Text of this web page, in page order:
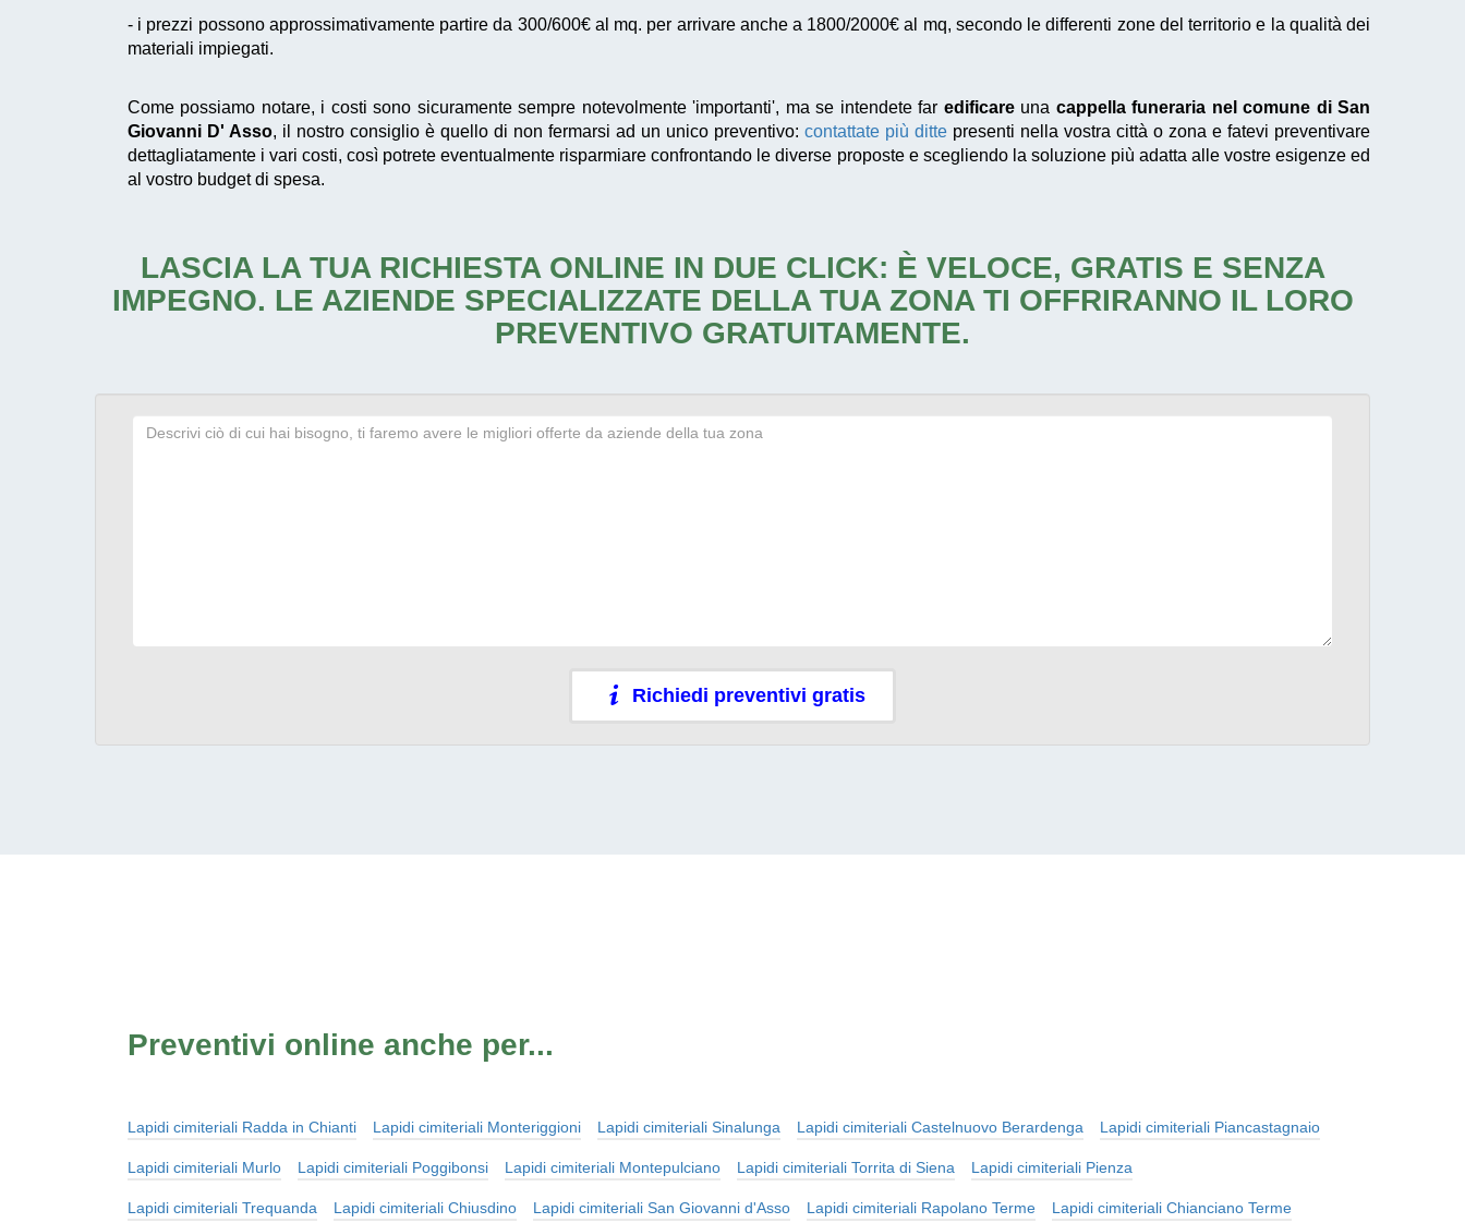
- i prezzi possono approssimativamente partire da 300/600€ al mq. per arrivare anche a 1800/2000€ al mq, secondo le differenti zone del territorio e la qualità dei
materiali impiegati.
Come possiamo notare, i costi sono sicuramente sempre notevolmente 'importanti', ma se intendete far edificareuna cappella funeraria nel comune di San
Giovanni D' Asso, il nostro consiglio è quello di non fermarsi ad un unico preventivo: contattate più ditte presenti nella vostra città o zona e fatevi preventivare
dettagliatamente i vari costi, così potrete eventualmente risparmiare confrontando le diverse proposte e scegliendo la soluzione più adatta alle vostre esigenze ed
al vostro budget di spesa.
LASCIA LA TUA RICHIESTA ONLINE IN DUE CLICK: È VELOCE, GRATIS E SENZA
IMPEGNO. LE AZIENDE SPECIALIZZATE DELLA TUA ZONA TI OFFRIRANNO IL LORO
PREVENTIVO GRATUITAMENTE.
Richiedi preventivi gratis
Preventivi online anche per...
Lapidi cimiteriali Radda in Chianti Lapidi cimiteriali Monteriggioni Lapidi cimiteriali Sinalunga Lapidi cimiteriali Castelnuovo Berardenga Lapidi cimiteriali Piancastagnaio
Lapidi cimiteriali Murlo Lapidi cimiteriali Poggibonsi Lapidi cimiteriali Montepulciano Lapidi cimiteriali Torrita di Siena Lapidi cimiteriali Pienza
Lapidi cimiteriali Trequanda Lapidi cimiteriali Chiusdino Lapidi cimiteriali San Giovanni d'Asso Lapidi cimiteriali Rapolano Terme Lapidi cimiteriali Chianciano Terme